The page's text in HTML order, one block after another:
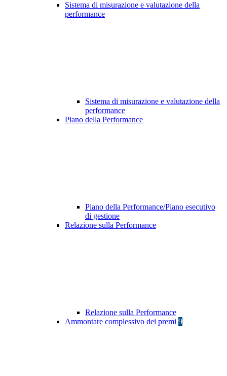
Sistema di misurazione e valutazione della
performance
Sistema di misurazione e valutazione della
performance
Piano della Performance
Piano della Performance/Piano esecutivo
di gestione
Relazione sulla Performance
Relazione sulla Performance
Ammontare complessivo dei premi 9